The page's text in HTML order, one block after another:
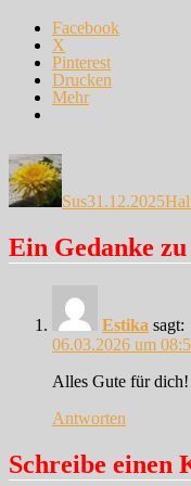
Facebook
X
Pinterest
Drucken
Mehr
Autor
Sus31.12.2025
Ein Gedanke
Estika sagt:
06.03.2026 um
Alles Gute für
Antworten
Schreibe einen